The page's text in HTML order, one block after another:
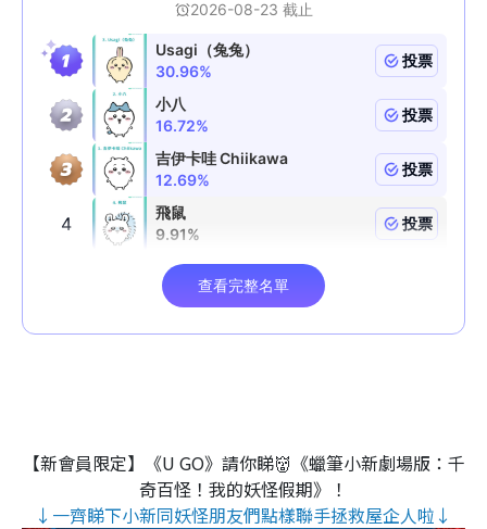
【新會員限定】《U GO》請你睇👹《蠟筆小新劇場版：千
奇百怪！我的妖怪假期》！
↓一齊睇下小新同妖怪朋友們點樣聯手拯救屋企人啦↓